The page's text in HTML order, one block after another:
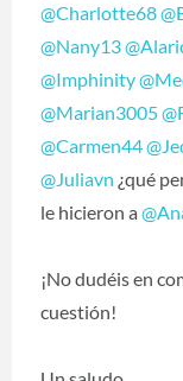
@Charlotte68
@Nany13
@Imphinity
@Marian3005
@Carmen44
@Juliavn ¿qué
le hicieron a
¡No dudéis en
cuestión!